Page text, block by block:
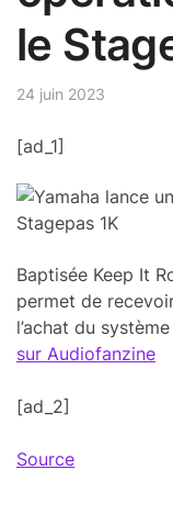
le
24 juin 2023
[ad_1]
Baptisée Keep It
permet de
l’achat du
sur Audiofanzine
[ad_2]
Source